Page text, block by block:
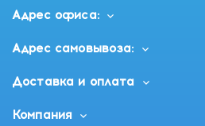
Адрес офиса:
Адрес самовывоза:
Доставка и оплата
Компания